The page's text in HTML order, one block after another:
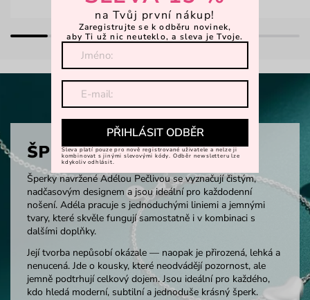
ŠPERKY
Šperky navržené Adélou Pečlivou se vyznačují čistým,
nadčasovým designem a jsou ideální pro každodenní
nošení. Adéla pracuje s jednoduchými liniemi a jemnými
tvary, které skvěle fungují samostatně i v kombinaci s
dalšími doplňky.
Její tvorba nepůsobí okázale — naopak je přirozená, lehká a
nenucená. Jde o kousky, které neodvádějí pozornost, ale
jemně podtrhují celkový dojem. Jsou ideální pro každého,
kdo hledá moderní, subtilní a jednoduše krásný šperk.
na Tvůj první nákup!
Zaregistrujte se k odběru novinek,
aby Ti už nic neuteklo, a sleva je Tvoje.
PŘIHLÁSIT ODBĚR
Sleva platí pouze pro nově registrované uživatele a nelze ji
kombinovat s jinými slevovými kódy. Odběr newsletteru lze
kdykoliv odhlásit.